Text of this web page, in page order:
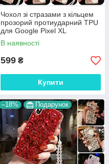
Чохол зі стразами з кільцем
прозорий протиударний TPU
для Google Pixel XL
"ROYALER"
В наявності
599 ₴
Купити
–18% Подарунок